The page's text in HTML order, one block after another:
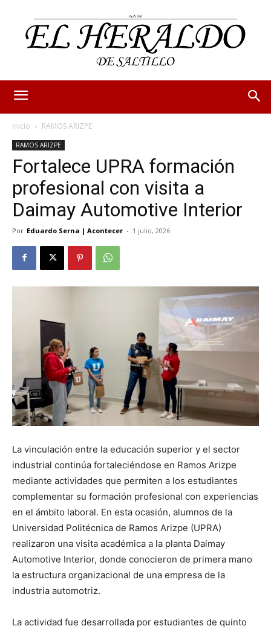
Inicio RAMOS ARIZPE
RAMOS ARIZPE
Fortalece UPRA formación
profesional con visita a
Daimay Automotive Interior
Por Eduardo Serna | Acontecer - 1 julio, 2026
La vinculación entre la educación superior y el sector
industrial continúa fortaleciéndose en Ramos Arizpe
mediante actividades que permiten a los estudiantes
complementar su formación profesional con experiencias
en el ámbito laboral. En esta ocasión, alumnos de la
Universidad Politécnica de Ramos Arizpe (UPRA)
realizaron una visita académica a la planta Daimay
Automotive Interior, donde conocieron de primera mano
la estructura organizacional de una empresa de la
industria automotriz.
La actividad fue desarrollada por estudiantes de quinto